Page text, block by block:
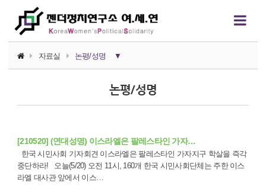
자료실 논평/성명 ▼
논평/성명
연구자료
행사자료
논평/성명
[210520] (연대성명) 이스라엘은 팔레스타인 가자…
중단하라! 오늘(5/20) 오전 11시, 160개 한국 시민사회단체는 주한 이스
라엘 대사관 앞에서 이스…